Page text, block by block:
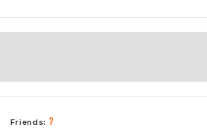
Friends: ?